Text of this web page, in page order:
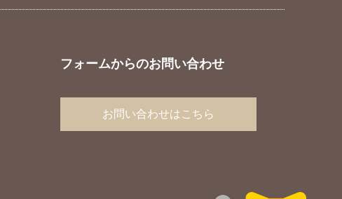
フォームからのお問い合わせ
お問い合わせはこちら